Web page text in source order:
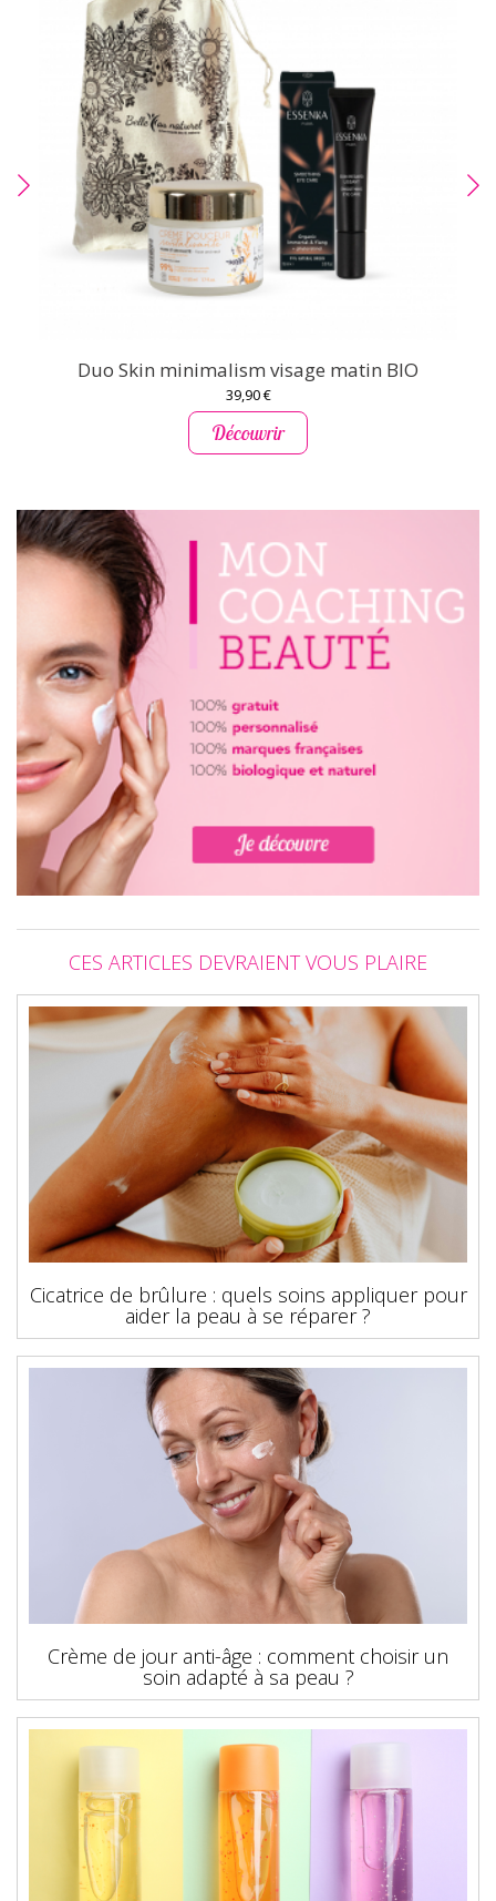
Duo Skin minimalism visage matin BIO
39,90 €
Découvrir
CES ARTICLES DEVRAIENT VOUS PLAIRE
Cicatrice de brûlure : quels soins appliquer pour
aider la peau à se réparer ?
Crème de jour anti-âge : comment choisir un
soin adapté à sa peau ?